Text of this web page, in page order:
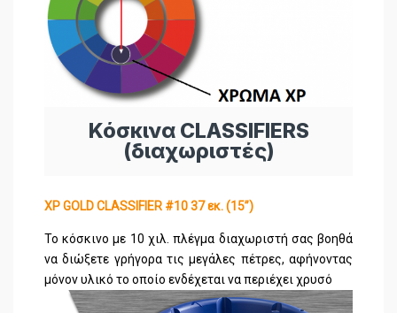
Κόσκινα CLASSIFIERS
(διαχωριστές)
XP GOLD CLASSIFIER #10 37 εκ. (15’’)
Το κόσκινο με 10 χιλ. πλέγμα διαχωριστή σας βοηθά
να διώξετε γρήγορα τις μεγάλες πέτρες, αφήνοντας
μόνον υλικό το οποίο ενδέχεται να περιέχει χρυσό